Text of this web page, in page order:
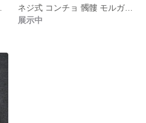
ネジ式 コンチョ 髑髏 モルガン アンティーク調 ドクロ スカル コイン レザークラフト
展示中